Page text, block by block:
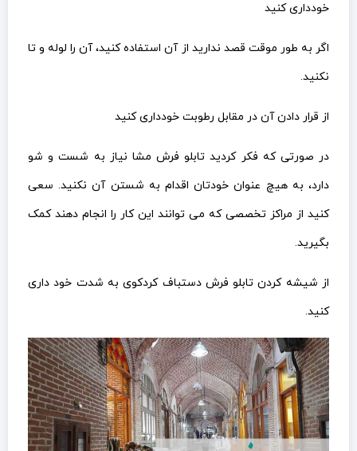
خودداری کنید
اگر به طور موقت قصد ندارید از آن استفاده کنید، آن را لوله و تا
نکنید.
از قرار دادن آن در مقابل رطوبت خودداری کنید
در صورتی که فکر کردید تابلو فرش مشا نیاز به شست و شو
دارد، به هیچ عنوان خودتان اقدام به شستن آن نکنید. سعی
کنید از مراکز تخصصی که می توانند این کار را انجام دهند کمک
بگیرید.
از شیشه کردن تابلو فرش دستباف کردکوی به شدت خود داری
کنید.